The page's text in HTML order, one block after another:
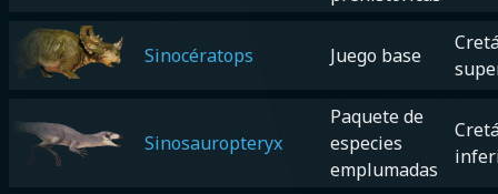
Sinocératops Juego base
Sinosauropteryx
Paquete de
especies
emplumadas